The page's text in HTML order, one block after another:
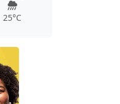
25°C